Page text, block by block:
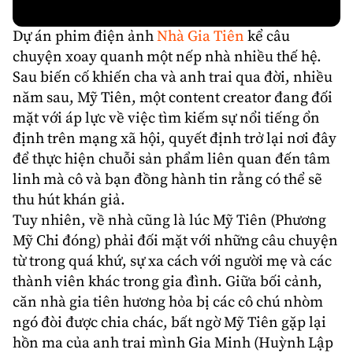
Dự án phim điện ảnhNhà Gia Tiên kể câu
chuyện xoay quanh một nếp nhà nhiều thế hệ.
Sau biến cố khiến cha và anh trai qua đời, nhiều
năm sau, Mỹ Tiên, một content creator đang đối
mặt với áp lực về việc tìm kiếm sự nổi tiếng ổn
định trên mạng xã hội, quyết định trở lại nơi đây
để thực hiện chuỗi sản phẩm liên quan đến tâm
linh mà cô và bạn đồng hành tin rằng có thể sẽ
thu hút khán giả.
Tuy nhiên, về nhà cũng là lúc Mỹ Tiên (Phương
Mỹ Chi đóng) phải đối mặt với những câu chuyện
từ trong quá khứ, sự xa cách với người mẹ và các
thành viên khác trong gia đình. Giữa bối cảnh,
căn nhà gia tiên hương hỏa bị các cô chú nhòm
ngó đòi được chia chác, bất ngờ Mỹ Tiên gặp lại
hồn ma của anh trai mình Gia Minh (Huỳnh Lập